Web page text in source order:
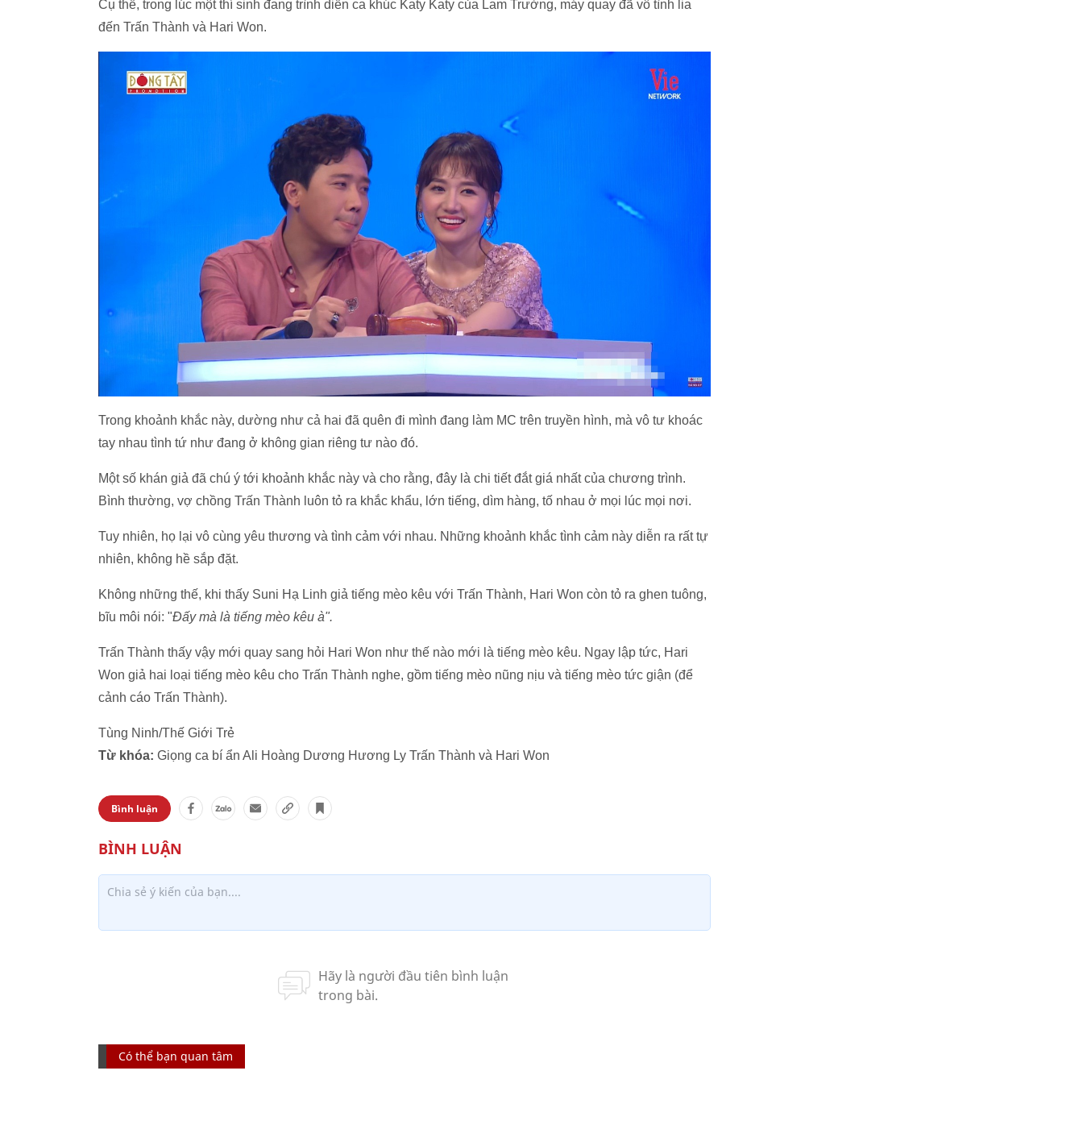
Cụ thể, trong lúc một thí sinh đang trình diễn ca khúc Katy Katy của Lam Trường, máy quay đã vô tình lia
đến Trấn Thành và Hari Won.
Trong khoảnh khắc này, dường như cả hai đã quên đi mình đang làm MC trên truyền hình, mà vô tư khoác
tay nhau tình tứ như đang ở không gian riêng tư nào đó.
Một số khán giả đã chú ý tới khoảnh khắc này và cho rằng, đây là chi tiết đắt giá nhất của chương trình.
Bình thường, vợ chồng Trấn Thành luôn tỏ ra khắc khẩu, lớn tiếng, dìm hàng, tố nhau ở mọi lúc mọi nơi.
Tuy nhiên, họ lại vô cùng yêu thương và tình cảm với nhau. Những khoảnh khắc tình cảm này diễn ra rất tự
nhiên, không hề sắp đặt.
Không những thế, khi thấy Suni Hạ Linh giả tiếng mèo kêu với Trấn Thành, Hari Won còn tỏ ra ghen tuông,
bĩu môi nói: "Đấy mà là tiếng mèo kêu à".
Trấn Thành thấy vậy mới quay sang hỏi Hari Won như thế nào mới là tiếng mèo kêu. Ngay lập tức, Hari
Won giả hai loại tiếng mèo kêu cho Trấn Thành nghe, gồm tiếng mèo nũng nịu và tiếng mèo tức giận (để
cảnh cáo Trấn Thành).
Tùng Ninh/Thế Giới Trẻ
Từ khóa: Giọng ca bí ẩn Ali Hoàng Dương Hương Ly Trấn Thành và Hari Won
Bình luận
Có thể bạn quan tâm